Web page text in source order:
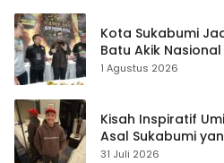
Kota Sukabumi
Batu Akik Nasional
1 Agustus 2026
Kisah Inspiratif
Asal Sukabumi
Streaming
31 Juli 2026